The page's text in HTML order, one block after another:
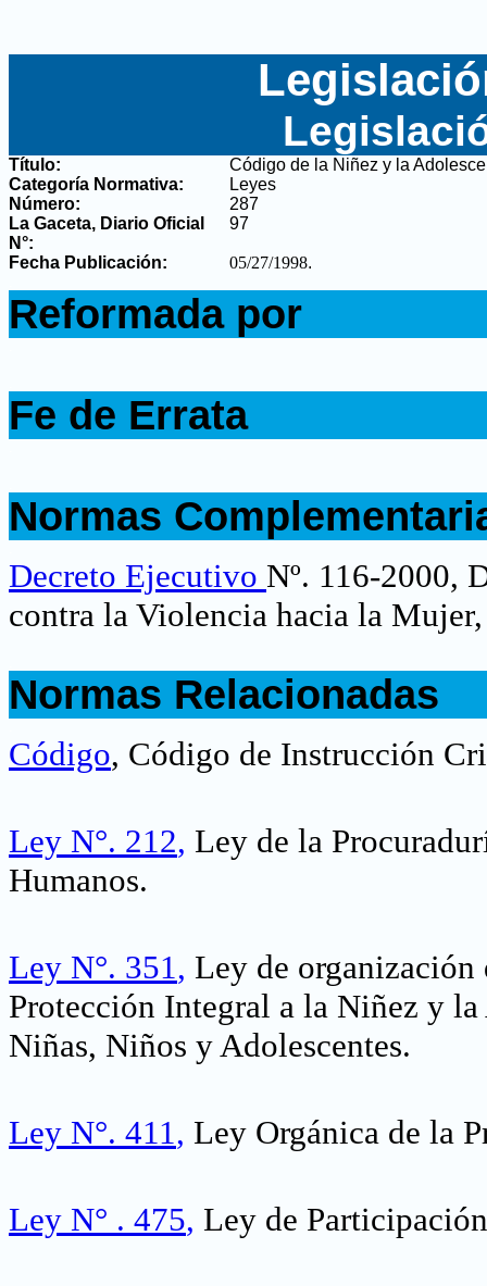
Título:
Código de la Niñez y la
Categoría Normativa:
Leyes
Número:
287
La Gaceta, Diario Oficial
N°:
97
Fecha Publicación: 05/27/1998.
Reformada por
Fe de Errata
Normas
Decreto Ejecutivo Nº. 116-2000,
contra la Violencia hacia la
Normas Relacionadas
Código, Código de Instrucción
Ley N°. 212, Ley de la
Humanos.
Ley N°. 351, Ley de
Protección Integral a la Niñez y
Niñas, Niños y Adolescentes.
Ley N°. 411, Ley Orgánica de la
Ley N° . 475, Ley de